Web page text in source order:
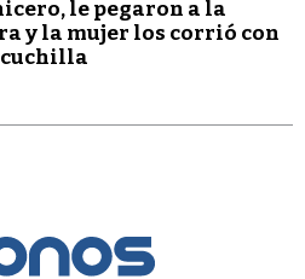
le pegaron a la
y la mujer los corrió con